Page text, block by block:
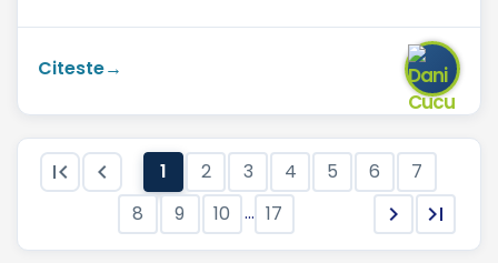
Citeste
  1 2 3 4 5 6
7
8
9 10 ... 17 
